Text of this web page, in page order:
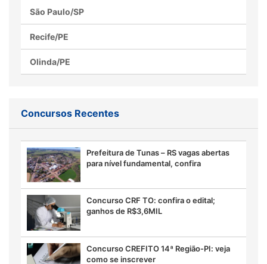
São Paulo/SP
Recife/PE
Olinda/PE
Concursos Recentes
Prefeitura de Tunas – RS vagas abertas
para nível fundamental, confira
Concurso CRF TO: confira o edital;
ganhos de R$3,6MIL
Concurso CREFITO 14ª Região-PI: veja
como se inscrever